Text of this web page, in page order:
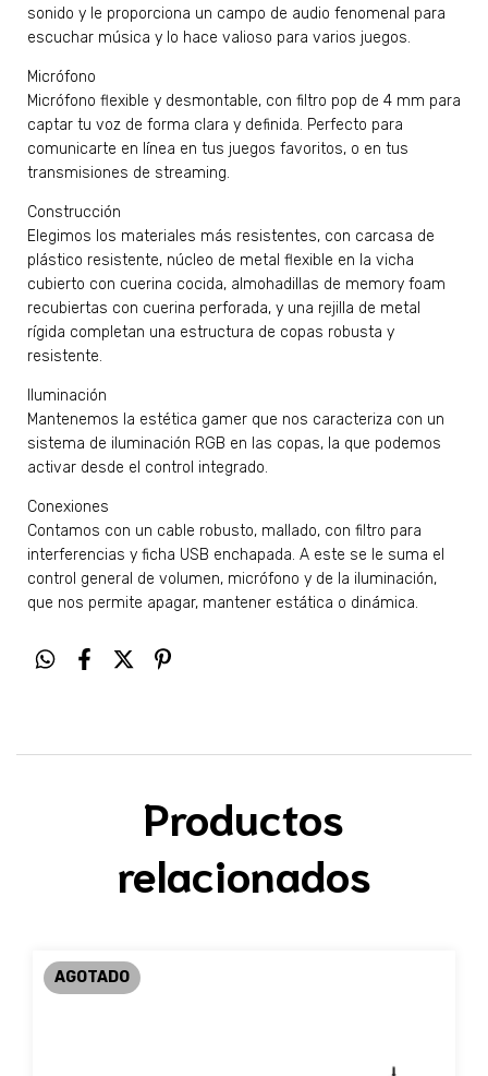
sonido y le proporciona un campo de audio fenomenal para
escuchar música y lo hace valioso para varios juegos.
Micrófono
Micrófono flexible y desmontable, con filtro pop de 4 mm para
captar tu voz de forma clara y definida. Perfecto para
comunicarte en línea en tus juegos favoritos, o en tus
transmisiones de streaming.
Construcción
Elegimos los materiales más resistentes, con carcasa de
plástico resistente, núcleo de metal flexible en la vicha
cubierto con cuerina cocida, almohadillas de memory foam
recubiertas con cuerina perforada, y una rejilla de metal
rígida completan una estructura de copas robusta y
resistente.
Iluminación
Mantenemos la estética gamer que nos caracteriza con un
sistema de iluminación RGB en las copas, la que podemos
activar desde el control integrado.
Conexiones
Contamos con un cable robusto, mallado, con filtro para
interferencias y ficha USB enchapada. A este se le suma el
control general de volumen, micrófono y de la iluminación,
que nos permite apagar, mantener estática o dinámica.
Productos
relacionados
AGOTADO